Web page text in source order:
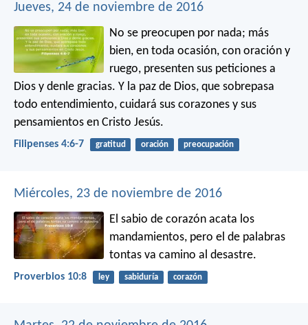
Jueves, 24 de noviembre de 2016
No se preocupen por nada; más
bien, en toda ocasión, con oración y
ruego, presenten sus peticiones a
Dios y denle gracias. Y la paz de Dios, que sobrepasa
todo entendimiento, cuidará sus corazones y sus
pensamientos en Cristo Jesús.
Filipenses 4:6-7 gratitud oración preocupación
Miércoles, 23 de noviembre de 2016
El sabio de corazón acata los
mandamientos, pero el de palabras
tontas va camino al desastre.
Proverbios 10:8 ley sabiduría corazón